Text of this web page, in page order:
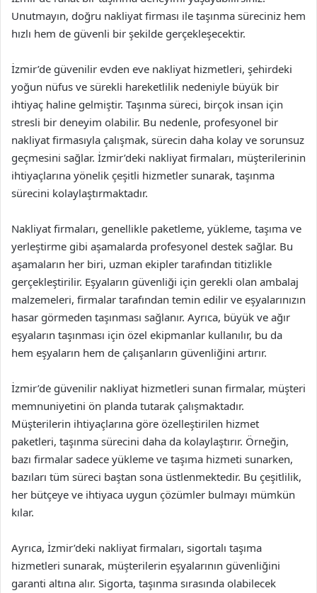
Unutmayın, doğru nakliyat firması ile taşınma süreciniz hem
hızlı hem de güvenli bir şekilde gerçekleşecektir.
İzmir’de güvenilir evden eve nakliyat hizmetleri, şehirdeki
yoğun nüfus ve sürekli hareketlilik nedeniyle büyük bir
ihtiyaç haline gelmiştir. Taşınma süreci, birçok insan için
stresli bir deneyim olabilir. Bu nedenle, profesyonel bir
nakliyat firmasıyla çalışmak, sürecin daha kolay ve sorunsuz
geçmesini sağlar. İzmir’deki nakliyat firmaları, müşterilerinin
ihtiyaçlarına yönelik çeşitli hizmetler sunarak, taşınma
sürecini kolaylaştırmaktadır.
Nakliyat firmaları, genellikle paketleme, yükleme, taşıma ve
yerleştirme gibi aşamalarda profesyonel destek sağlar. Bu
aşamaların her biri, uzman ekipler tarafından titizlikle
gerçekleştirilir. Eşyaların güvenliği için gerekli olan ambalaj
malzemeleri, firmalar tarafından temin edilir ve eşyalarınızın
hasar görmeden taşınması sağlanır. Ayrıca, büyük ve ağır
eşyaların taşınması için özel ekipmanlar kullanılır, bu da
hem eşyaların hem de çalışanların güvenliğini artırır.
İzmir’de güvenilir nakliyat hizmetleri sunan firmalar, müşteri
memnuniyetini ön planda tutarak çalışmaktadır.
Müşterilerin ihtiyaçlarına göre özelleştirilen hizmet
paketleri, taşınma sürecini daha da kolaylaştırır. Örneğin,
bazı firmalar sadece yükleme ve taşıma hizmeti sunarken,
bazıları tüm süreci baştan sona üstlenmektedir. Bu çeşitlilik,
her bütçeye ve ihtiyaca uygun çözümler bulmayı mümkün
kılar.
Ayrıca, İzmir’deki nakliyat firmaları, sigortalı taşıma
hizmetleri sunarak, müşterilerin eşyalarının güvenliğini
garanti altına alır. Sigorta, taşınma sırasında olabilecek